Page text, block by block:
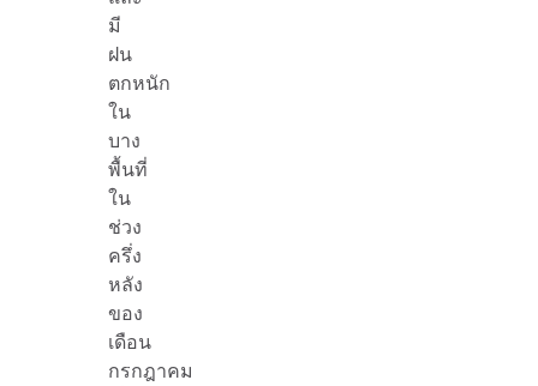
มี
ฝน
ตกหนัก
ใน
บาง
พื้นที่
ใน
ช่วง
ครึ่ง
หลัง
ของ
เดือน
กรกฎาคม